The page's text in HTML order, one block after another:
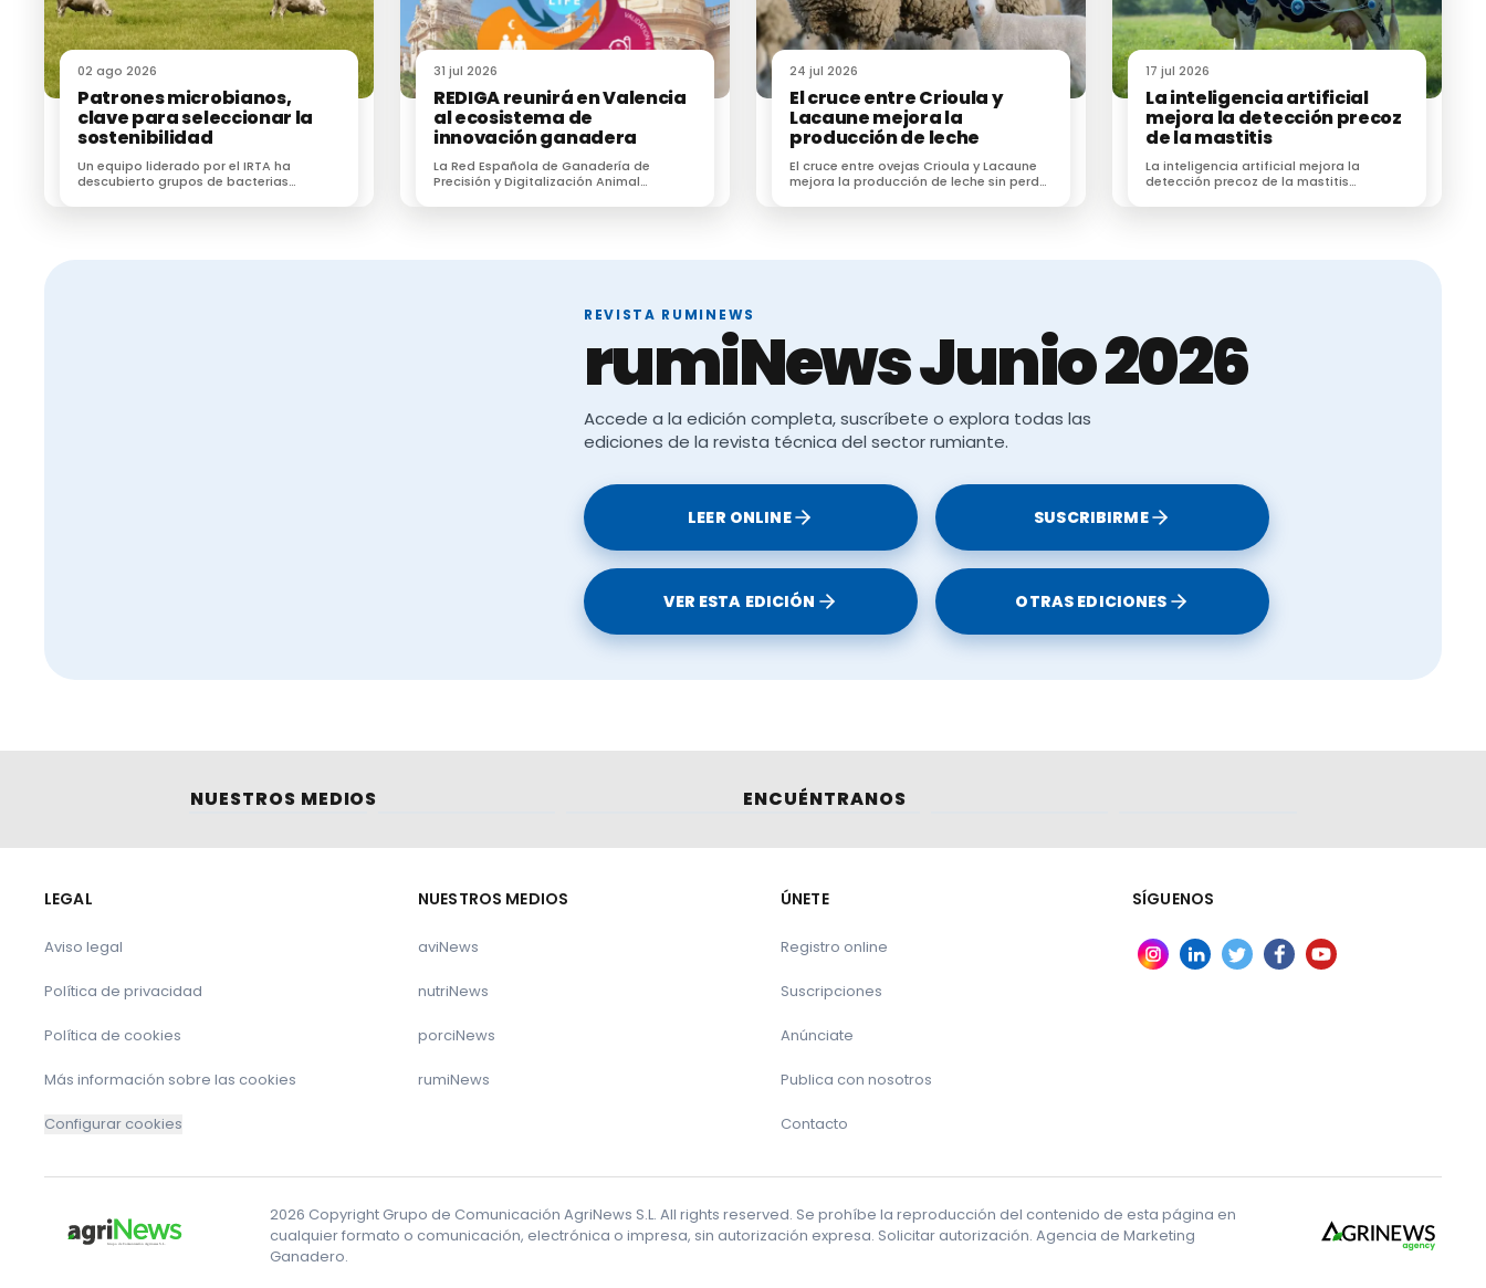
02 ago 2026
Patrones microbianos,
clave para seleccionar la
sostenibilidad
Un equipo liderado por el IRTA ha
descubierto grupos de bacterias
relacionados con las emisiones de
31 jul 2026
REDIGA reunirá en Valencia
al ecosistema de
innovación ganadera
La Red Española de Ganadería de
Precisión y Digitalización Animal
ecosistema de innovación ganadera
24 jul 2026
El cruce entre Crioula y
Lacaune mejora la
producción de leche
El cruce entre ovejas Crioula y Lacaune
mejora la producción de leche sin perder
17 jul 2026
La inteligencia artificial
mejora la detección precoz
de la mastitis
La inteligencia artificial mejora la
detección precoz de la mastitis
estudio
REVISTA RUMINEWS
rumiNews Junio 2026
Accede a la edición completa, suscríbete o explora todas las
ediciones de la revista técnica del sector rumiante.
LEER ONLINE SUSCRIBIRME
VER ESTA EDICIÓN OTRAS EDICIONES
NUESTROS MEDIOS ENCUÉNTRANOS
LEGAL
Aviso legal
Política de privacidad
Política de cookies
Más información sobre las cookies
Configurar cookies
NUESTROS MEDIOS
aviNews
nutriNews
porciNews
rumiNews
ÚNETE
Registro online
Suscripciones
Anúnciate
Publica con nosotros
Contacto
SÍGUENOS
2026 Copyright Grupo de Comunicación AgriNews S.L. All rights reserved. Se prohíbe la reproducción del contenido de esta página en
cualquier formato o comunicación, electrónica o impresa, sin autorización expresa. Solicitar autorización. Agencia de Marketing
Ganadero.